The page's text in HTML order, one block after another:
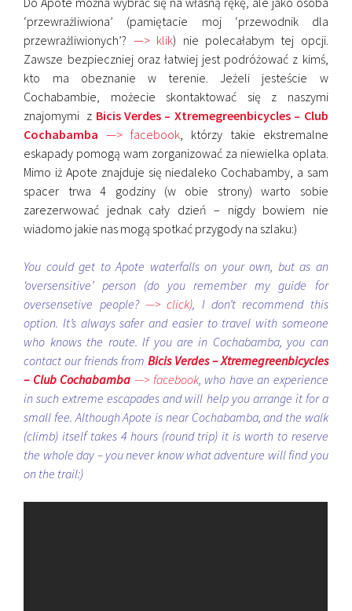
‘przewrażliwiona’ (pamiętacie moj ‘przewodnik dla
przewrażliwionych’? —> klik) nie polecałabym tej opcji.
Zawsze bezpieczniej oraz łatwiej jest podróżować z kimś,
kto ma obeznanie w terenie. Jeżeli jesteście w
Cochabambie, możecie skontaktować się z naszymi
znajomymi z Bicis Verdes – Xtremegreenbicycles – Club
Cochabamba —> facebook, którzy takie ekstremalne
eskapady pomogą wam zorganizować za niewielka oplata.
Mimo iż Apote znajduje się niedaleko Cochabamby, a sam
spacer trwa 4 godziny (w obie strony) warto sobie
zarezerwować jednak cały dzień – nigdy bowiem nie
wiadomo jakie nas mogą spotkać przygody na szlaku:)
You could get to Apote waterfalls on your own, but as an
‘oversensitive’ person (do you remember my guide for
oversensetive people?—> click), I don’t recommend this
option. It’s always safer and easier to travel with someone
who knows the route. If you are in Cochabamba, you can
contact our friends from Bicis Verdes – Xtremegreenbicycles
– Club Cochabamba —> facebook, who have an experience
in such extreme escapades and will help you arrange it for a
small fee. Although Apote is near Cochabamba, and the walk
(climb) itself takes 4 hours (round trip) it is worth to reserve
the whole day – you never know what adventure will find you
on the trail:)